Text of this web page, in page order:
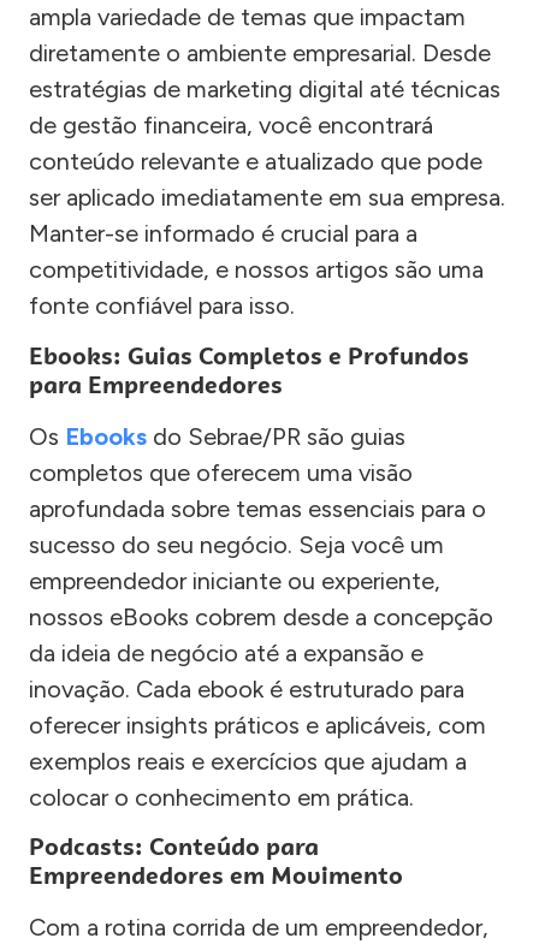
ampla variedade de temas que impactam
diretamente o ambiente empresarial. Desde
estratégias de marketing digital até técnicas
de gestão financeira, você encontrará
conteúdo relevante e atualizado que pode
ser aplicado imediatamente em sua empresa.
Manter-se informado é crucial para a
competitividade, e nossos artigos são uma
fonte confiável para isso.
Ebooks: Guias Completos e Profundos
para Empreendedores
Os Ebooks do Sebrae/PR são guias
completos que oferecem uma visão
aprofundada sobre temas essenciais para o
sucesso do seu negócio. Seja você um
empreendedor iniciante ou experiente,
nossos eBooks cobrem desde a concepção
da ideia de negócio até a expansão e
inovação. Cada ebook é estruturado para
oferecer insights práticos e aplicáveis, com
exemplos reais e exercícios que ajudam a
colocar o conhecimento em prática.
Podcasts: Conteúdo para
Empreendedores em Movimento
Com a rotina corrida de um empreendedor,